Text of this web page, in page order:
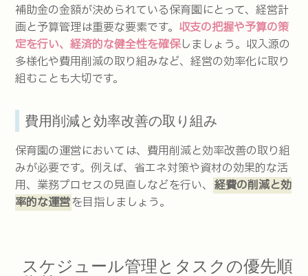
補助金の金額が決められている保育園にとって、経営計
画と予算管理は重要な要素です。 収支の把握や予算の策
定を行い、経済的な健全性を確保しましょう。収入源の
多様化や費用削減の取り組みなど、経営の効率化に取り
組むことも大切です。
費用削減と効率改善の取り組み
保育園の運営においては、費用削減と効率改善の取り組
みが必要です。例えば、省エネ対策や資材の効果的な活
用、業務プロセスの見直しなどを行い、 経費の削減と効
率的な運営を目指しましょう。
スケジュール管理とタスクの優先順